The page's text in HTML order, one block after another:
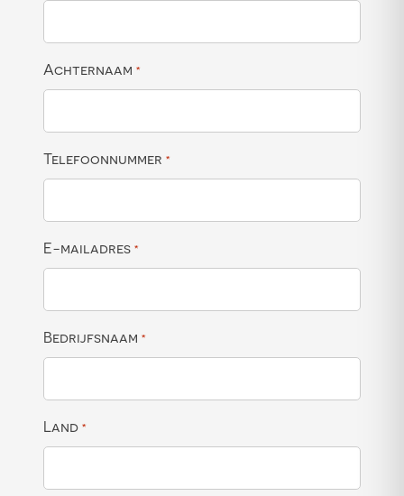
Achternaam *
Telefoonnummer *
E-mailadres *
Bedrijfsnaam *
Land *